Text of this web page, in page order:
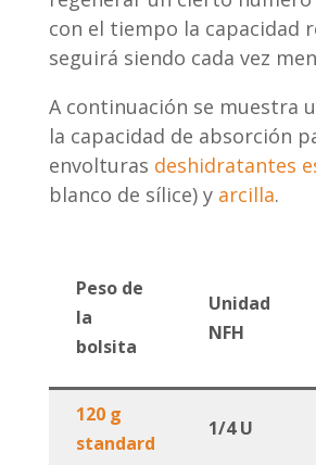
con el tiempo la capacidad
seguirá siendo cada vez
A continuación se muestra
la capacidad de absorción
envolturas deshidratantes
blanco de sílice) y arcilla.
Peso de
la
bolsita
Unidad
NFH
120 g
standard
1/4 U